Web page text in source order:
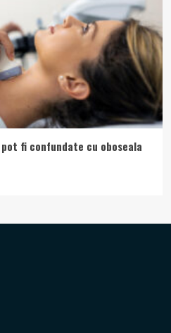
fi confundate cu oboseala